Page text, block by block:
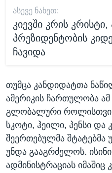
ᲐᲡᲔᲕᲔ ᲜᲐᲮᲔᲗ:
კიევში კრის კრისტი,
პრეზიდენტობის
ჩავიდა
თუმცა კანდიდატთა
ამერიკის ჩართულობა ამ
გლობალური როლისთვის
სკოტი, ჰეილი, პენსი და
შეერთებულმა შტატებმა
უნდა გააგრძელოს.
ადმინისტრაციას